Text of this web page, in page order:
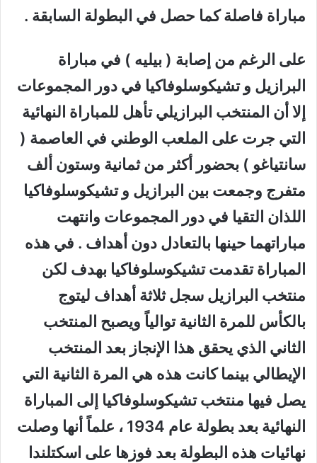
مباراة فاصلة كما حصل في البطولة السابقة .
على الرغم من إصابة ( بيليه ) في مباراة
البرازيل و تشيكوسلوفاكيا في دور المجموعات
إلا أن المنتخب البرازيلي تأهل للمباراة النهائية
التي جرت على الملعب الوطني في العاصمة (
سانتياغو ) بحضور أكثر من ثمانية وستون ألف
متفرج وجمعت بين البرازيل و تشيكوسلوفاكيا
اللذان التقيا في دور المجموعات وانتهت
مباراتهما حينها بالتعادل دون أهداف . في هذه
المباراة تقدمت تشيكوسلوفاكيا بهدف لكن
منتخب البرازيل سجل ثلاثة أهداف ليتوج
بالكأس للمرة الثانية توالياً ويصبح المنتخب
الثاني الذي يحقق هذا الإنجاز بعد المنتخب
الإيطالي بينما كانت هذه هي المرة الثانية التي
يصل فيها منتخب تشيكوسلوفاكيا إلى المباراة
النهائية بعد بطولة عام 1934 ، علماً أنها وصلت
نهائيات هذه البطولة بعد فوزها على اسكتلندا